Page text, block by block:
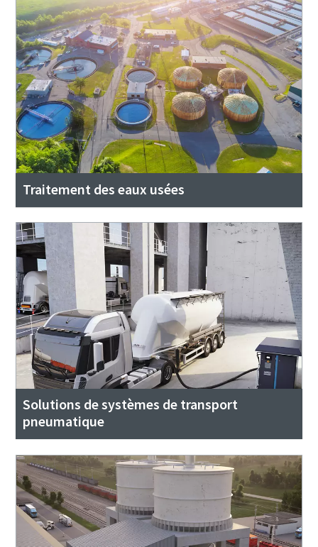
Traitement des eaux usées
Solutions de systèmes de transport
pneumatique